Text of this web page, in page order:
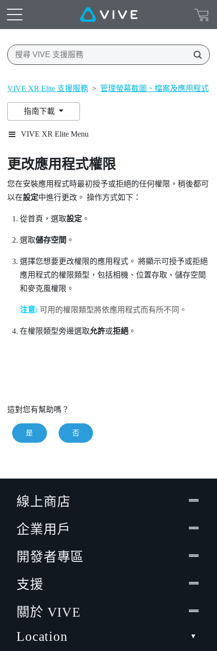
VIVE XR Elite 支援服務 > 管理螢幕截圖、檔案及應用程式
指南下載
VIVE XR Elite Menu
更改應用程式權限
您在安裝應用程式時最初授予或拒絕的任何權限，稍後都可
以在設定中進行更改。 操作方式如下：
從首頁 ，選取設定。
選取儲存空間 。
選擇您想要更改權限的應用程式。 將顯示可授予或拒絕
應用程式的權限類型，包括相機、位置存取、儲存空間
和麥克風權限。
注意: 可用的權限類型將依應用程式而有所不同。
在權限類型旁邊選取允許或拒絕。
這對您有幫助嗎？
是 否
線上商店
企業用戶
開發者專區
支援
關於 VIVE
Location